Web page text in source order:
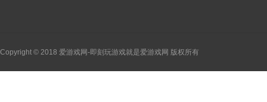
Copyright © 2018 爱游戏网-即刻玩游戏就是爱游戏网 版权所有